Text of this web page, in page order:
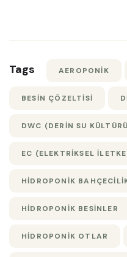
Tags AEROPONIK
BESIN ÇÖZELTISI
DWC (DERIN SU
EC (ELEKTRIKSEL
HIDROPONIK
HIDROPONIK BESINLER
HIDROPONIK OTLAR